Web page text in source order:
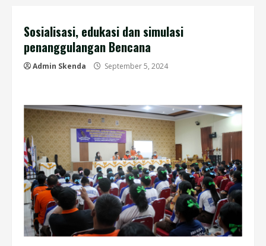
Sosialisasi, edukasi dan simulasi
penanggulangan Bencana
Admin Skenda September 5, 2024